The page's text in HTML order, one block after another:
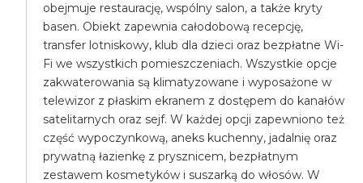
obejmuje restaurację, wspólny salon, a także kryty
basen. Obiekt zapewnia całodobową recepcję,
transfer lotniskowy, klub dla dzieci oraz bezpłatne Wi-
Fi we wszystkich pomieszczeniach. Wszystkie opcje
zakwaterowania są klimatyzowane i wyposażone w
telewizor z płaskim ekranem z dostępem do kanałów
satelitarnych oraz sejf. W każdej opcji zapewniono też
część wypoczynkową, aneks kuchenny, jadalnię oraz
prywatną łazienkę z prysznicem, bezpłatnym
zestawem kosmetyków i suszarką do włosów. W